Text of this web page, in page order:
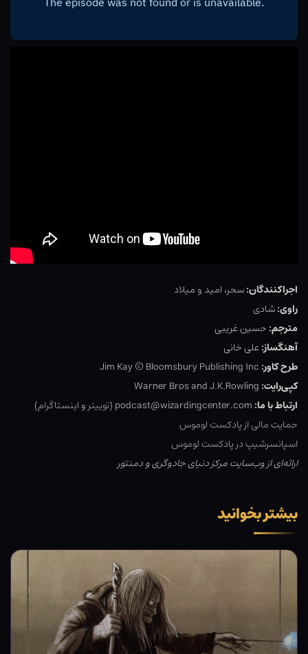
اجراکنندگان:سحر، امید و میلاد
راوی:شادی
مترجم: حسین غریبی
آهنگساز:علی خانی
طرح کاور: Jim Kay © Bloomsbury Publishing Inc
کپی‌رایت: Warner Bros and J.K.Rowling
ارتباط با ما: podcast@wizardingcenter.com ( توییترواینستاگرام)
حمایت مالی از پادکست لوموس
اسپانسرشیپ در پادکست لوموس
ارائه‌ای از وب‌سایت مرکز دنیای جادوگری و دمنتور
بیشتر بخوانید